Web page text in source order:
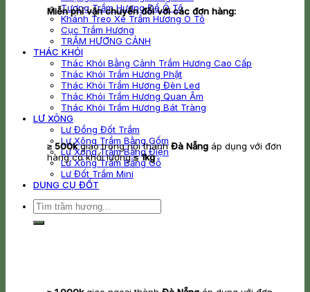
Tượng Trầm Hương Để Ô Tô
Khánh Treo Xe Trầm Hương Ô Tô
Cục Trầm Hương
TRẦM HƯƠNG CẢNH
THÁC KHÓI
Thác Khói Bằng Cảnh Trầm Hương Cao Cấp
Thác Khói Trầm Hương Phật
Thác Khói Trầm Hương Đèn Led
Thác Khói Trầm Hương Quan Âm
Thác Khói Trầm Hương Bát Tràng
LƯ XÔNG
Lư Đồng Đốt Trầm
Lư Xông Trầm Bằng Gốm
Lư Xông Trầm Bằng Điện
Lư Xông Trầm Bằng Gỗ
Lư Đốt Trầm Mini
DỤNG CỤ ĐỐT
Tìm
kiếm:
Miễn phí vận chuyển đối với các đơn hàng:
≥ 500kgiao trong nội thànhĐà Nẵng áp dụng với đơn
hàng có khối lượng≤ 1kg